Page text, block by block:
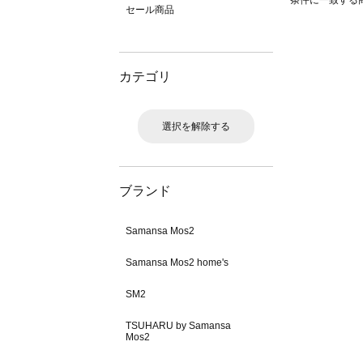
セール商品
カテゴリ
選択を解除する
ブランド
Samansa Mos2
Samansa Mos2 home's
SM2
TSUHARU by Samansa
Mos2